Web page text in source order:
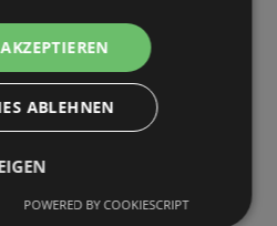
Angebote
an der Triesting
ABLEHNEN
POWERED BY COOKIESCRIPT